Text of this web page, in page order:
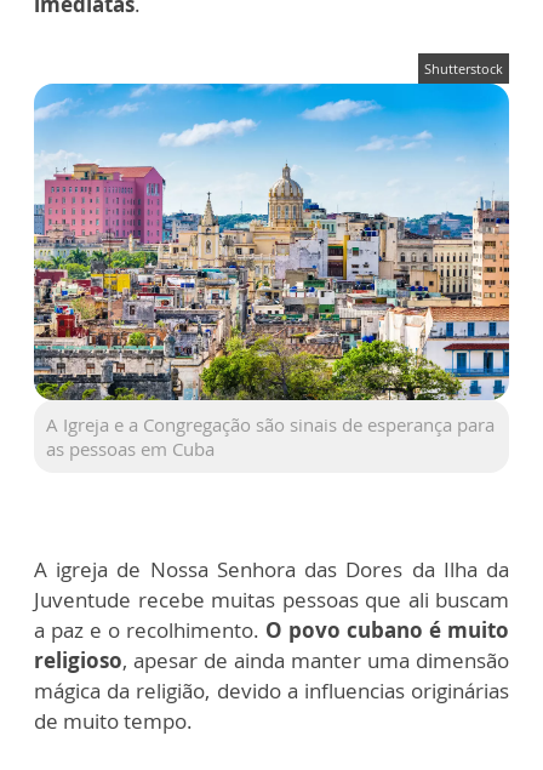
Shutterstock
A Igreja e a Congregação são sinais de esperança para
as pessoas em Cuba
A igreja de Nossa Senhora das Dores da Ilha da
Juventude recebe muitas pessoas que ali buscam
a paz e o recolhimento. O povo cubano é muito
religioso, apesar de ainda manter uma dimensão
mágica da religião, devido a influencias originárias
de muito tempo.